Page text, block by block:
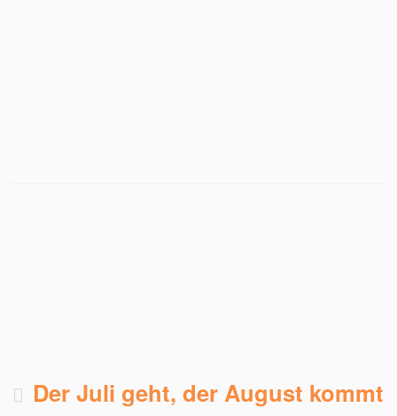
Der Juli geht, der August kommt